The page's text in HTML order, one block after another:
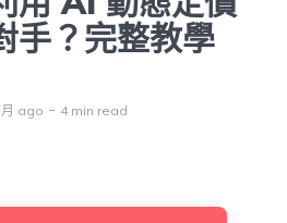
手？完整教學
ago 4 min read